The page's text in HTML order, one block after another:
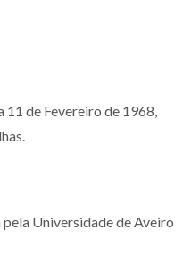
11 de Fevereiro de 1968,
Universidade de Aveiro